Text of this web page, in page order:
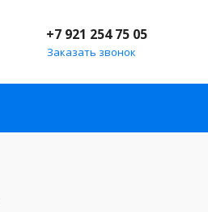
+7 921 254 75 05
Заказать звонок